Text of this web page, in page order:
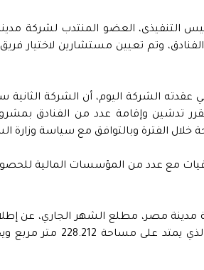
التنفيذى، العضو المنتدب لشركة
وتم تعيين مستشارين لاختيار فريق
الشركة اليوم، أن الشركة
تدشين وإقامة عدد من الفنادق
خلال الفترة وبالتوافق مع سياسة وزارة
مع عدد من المؤسسات المالية
في سراي متعدد